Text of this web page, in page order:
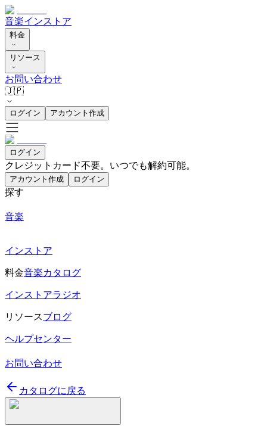
音楽インストア
料金
リソース
お問い合わせ
🇯🇵
ログイン アカウント作成
ログイン
クレジットカード不要。いつでも解約可能。
アカウント作成 ログイン
探す
音楽
インストア
料金音楽カタログ
インストアラジオ
リソースブログ
ヘルプセンター
お問い合わせ
カタログに戻る